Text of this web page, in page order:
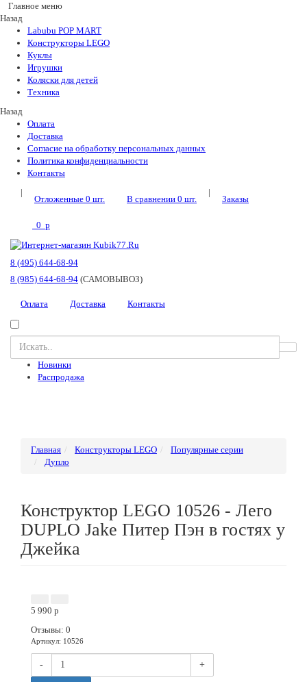
Главное меню
Назад
Labubu POP MART
Конструкторы LEGO
Куклы
Игрушки
Коляски для детей
Техника
Назад
Оплата
Доставка
Согласие на обработку персональных данных
Политика конфиденциальности
Контакты
|
Отложенные 0 шт. В сравнении 0 шт.
|
Заказы
0 p
8 (495) 644-68-94
8 (985) 644-68-94 (САМОВЫВОЗ)
Оплата Доставка Контакты
Новинки
Распродажа
Главная Конструкторы LEGO
Популярные серии
Дупло
Конструктор LEGO 10526 - Лего
DUPLO Jake Питер Пэн в гостях у
Джейка
5 990 p
Отзывы: 0
Артикул: 10526
- +